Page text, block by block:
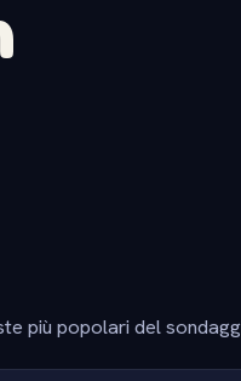
più popolari del